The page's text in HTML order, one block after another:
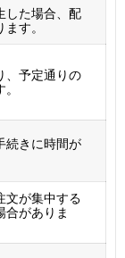
した場合、配
す。
、予定通りの
続きに時間が
文が集中する
合がありま